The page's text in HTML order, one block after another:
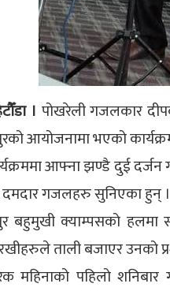
। पोखरेली गजलकार
आयोजनामा भएको
आफ्ना झण्डै दुई
गजलहरु सुनिएका हुन् ।
बहुमुखी क्याम्पसको हलमा
ताली बजाएर उनको
महिनाको पहिलो